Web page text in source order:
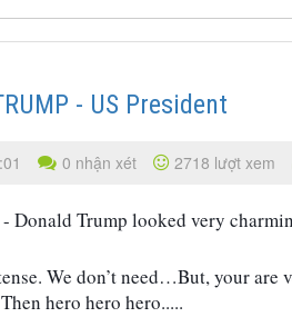
- US President
0 nhận xét 2718 lượt xem
- Donald Trump looked very
We don’t need…But, your are
hero hero hero.....